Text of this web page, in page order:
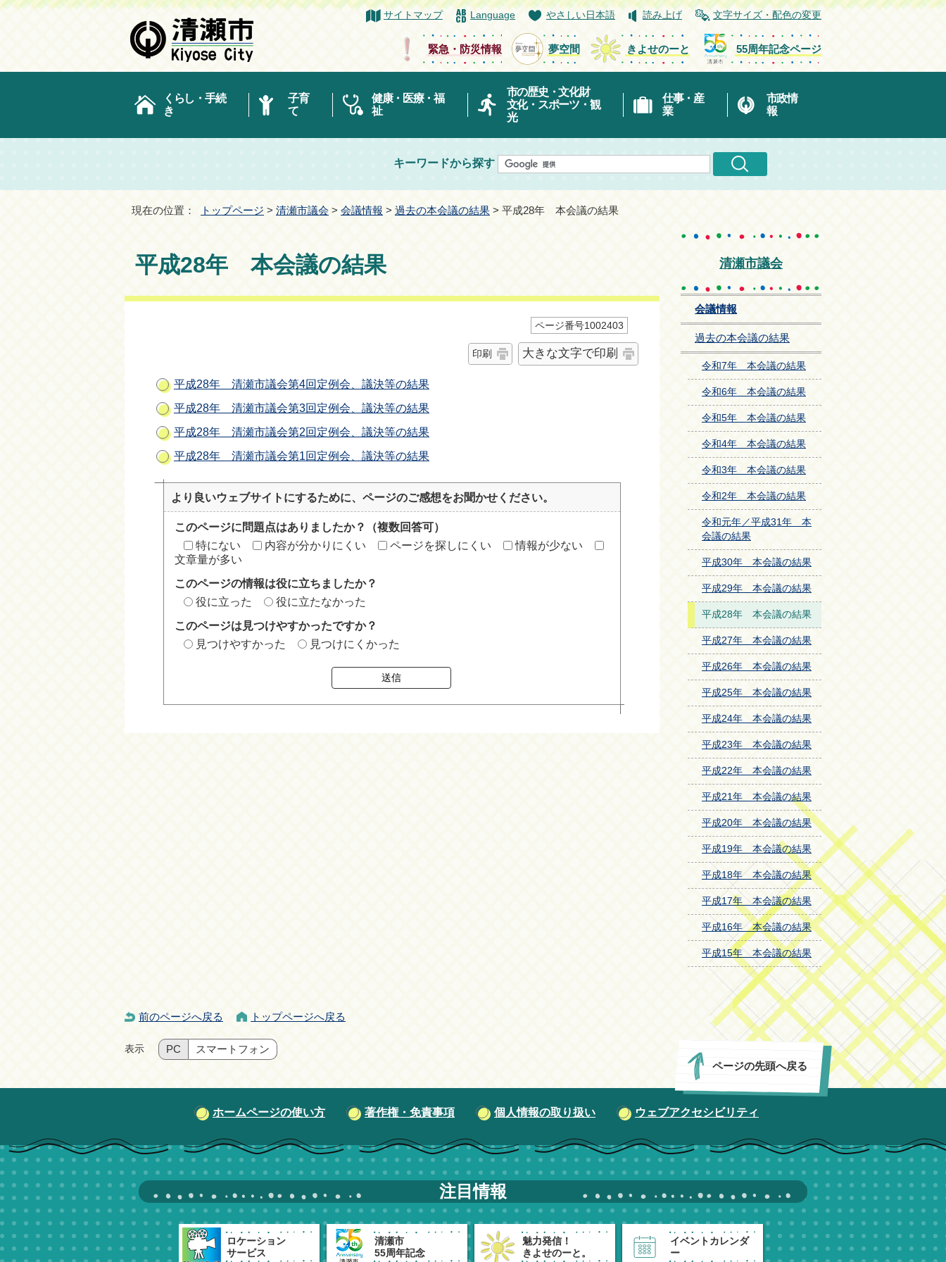
サイトマップ Language やさしい日本語 読み上げ 文字サイズ・配色の変更
緊急・防災情報 夢空間 きよせのーと 55周年記念ページ
くらし・手続
き
子育
て
健康・医療・福
祉
市の歴史・文化財
文化・スポーツ・観
光
仕事・産
業
市政情
報
キーワードから探す
現在の位置： トップページ > 清瀬市議会 > 会議情報 > 過去の本会議の結果 > 平成28年 本会議の結果
平成28年 本会議の結果
ページ番号1002403
印刷 大きな文字で印刷
平成28年 清瀬市議会第4回定例会、議決等の結果
平成28年 清瀬市議会第3回定例会、議決等の結果
平成28年 清瀬市議会第2回定例会、議決等の結果
平成28年 清瀬市議会第1回定例会、議決等の結果
より良いウェブサイトにするために、ページのご感想をお聞かせください。
このページに問題点はありましたか？（複数回答可）
特にない
内容が分かりにくい ページを探しにくい
情報が少ない
文章量が多い
このページの情報は役に立ちましたか？
役に立った
役に立たなかった
このページは見つけやすかったですか？
見つけやすかった
見つけにくかった
送信
清瀬市議会
会議情報
過去の本会議の結果
令和7年 本会議の結果
令和6年 本会議の結果
令和5年 本会議の結果
令和4年 本会議の結果
令和3年 本会議の結果
令和2年 本会議の結果
令和元年／平成31年 本
会議の結果
平成30年 本会議の結果
平成29年 本会議の結果
平成28年 本会議の結果
平成27年 本会議の結果
平成26年 本会議の結果
平成25年 本会議の結果
平成24年 本会議の結果
平成23年 本会議の結果
平成22年 本会議の結果
平成21年 本会議の結果
平成20年 本会議の結果
平成19年 本会議の結果
平成18年 本会議の結果
平成17年 本会議の結果
平成16年 本会議の結果
平成15年 本会議の結果
ページの先頭へ戻る
前のページへ戻る トップページへ戻る
表示 PC スマートフォン
ホームページの使い方 著作権・免責事項 個人情報の取り扱い ウェブアクセシビリティ
注目情報
ロケーション
サービス
清瀬市
55周年記念
魅力発信！
きよせのーと。
イベントカレンダ
ー